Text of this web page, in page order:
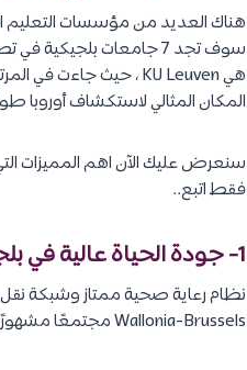
هناك العديد من مؤسسات التعليم
المكان المثالي لاستكشاف أوروبا
سنعرض عليك الآن اهم المميزات
فقط اتبع..
1- جودة الحياة عالية في بلجيكا :
نظام رعاية صحية ممتاز وشبكة
Wallonia-Brussels مجتمعًا مشهورًا بجودة حياته، ويمكن للطلاب الدوليين الوصول الى هذة المتعة بأسعار معقولة جدًا.